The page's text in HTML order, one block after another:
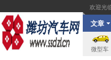
欢迎光
文章
微型车